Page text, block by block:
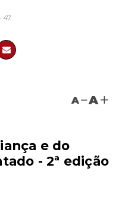
A A
e do
- 2ª edição